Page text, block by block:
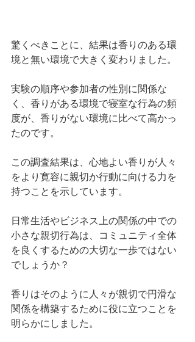
驚くべきことに、結果は香りのある環
境と無い環境で大きく変わりました。
実験の順序や参加者の性別に関係な
く、香りがある環境で寝室な行為の頻
度が、香りがない環境に比べて高かっ
たのです。
この調査結果は、心地よい香りが人々
をより寛容に親切か行動に向ける力を
持つことを示しています。
日常生活やビジネス上の関係の中での
小さな親切行為は、コミュニティ全体
を良くするための大切な一歩ではない
でしょうか？
香りはそのように人々が親切で円滑な
関係を構築するために役に立つことを
明らかにしました。